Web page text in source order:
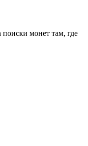
монет там, где